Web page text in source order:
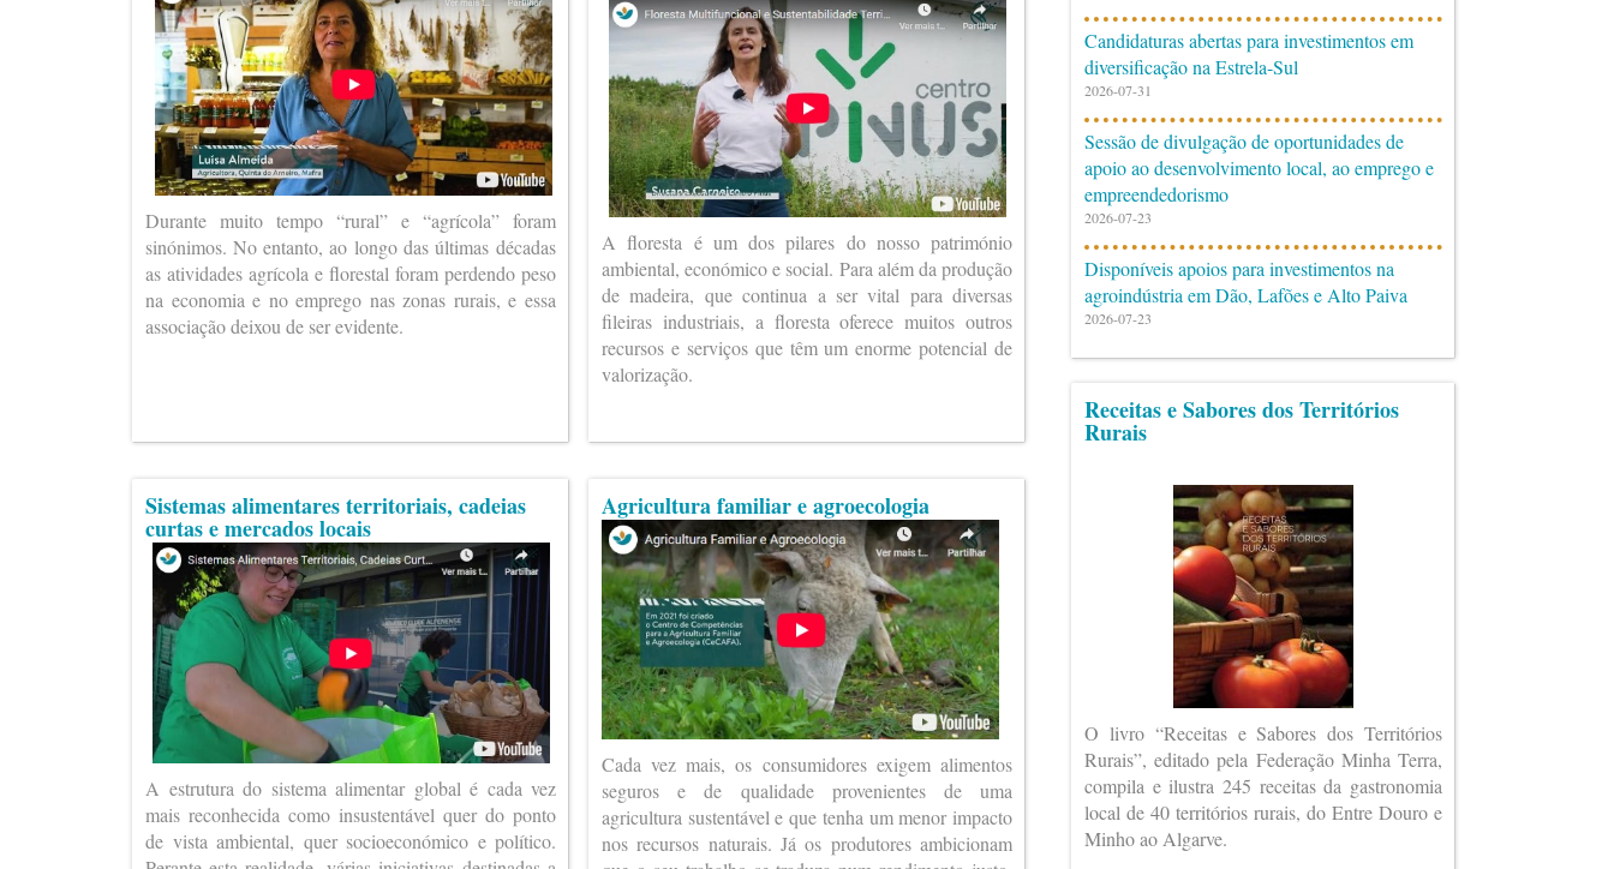
Durante muito tempo “rural” e “agrícola” foram
sinónimos. No entanto, ao longo das últimas décadas
as atividades agrícola e florestal foram perdendo peso
na economia e no emprego nas zonas rurais, e essa
associação deixou de ser evidente.
Sistemas alimentares territoriais, cadeias
curtas e mercados locais
A estrutura do sistema alimentar global é cada vez
mais reconhecida como insustentável quer do ponto
de vista ambiental, quer socioeconómico e político.
A floresta é um dos pilares do nosso património
ambiental, económico e social. Para além da produção
de madeira, que continua a ser vital para diversas
fileiras industriais, a floresta oferece muitos outros
recursos e serviços que têm um enorme potencial de
valorização.
Agricultura familiar e agroecologia
Cada vez mais, os consumidores exigem alimentos
seguros e de qualidade provenientes de uma
agricultura sustentável e que tenha um menor impacto
nos recursos naturais. Já os produtores ambicionam
Candidaturas abertas para investimentos em
diversificação na Estrela-Sul
2026-07-31
Sessão de divulgação de oportunidades de
apoio ao desenvolvimento local, ao emprego e
empreendedorismo
2026-07-23
Disponíveis apoios para investimentos na
agroindústria em Dão, Lafões e Alto Paiva
2026-07-23
Receitas e Sabores dos Territórios
Rurais
O livro “Receitas e Sabores dos Territórios
Rurais”, editado pela Federação Minha Terra,
compila e ilustra 245 receitas da gastronomia
local de 40 territórios rurais, do Entre Douro e
Minho ao Algarve.